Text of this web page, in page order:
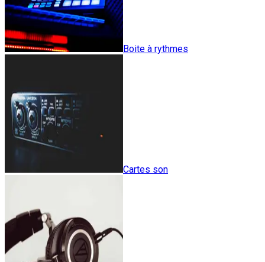
Boite à rythmes
Cartes son